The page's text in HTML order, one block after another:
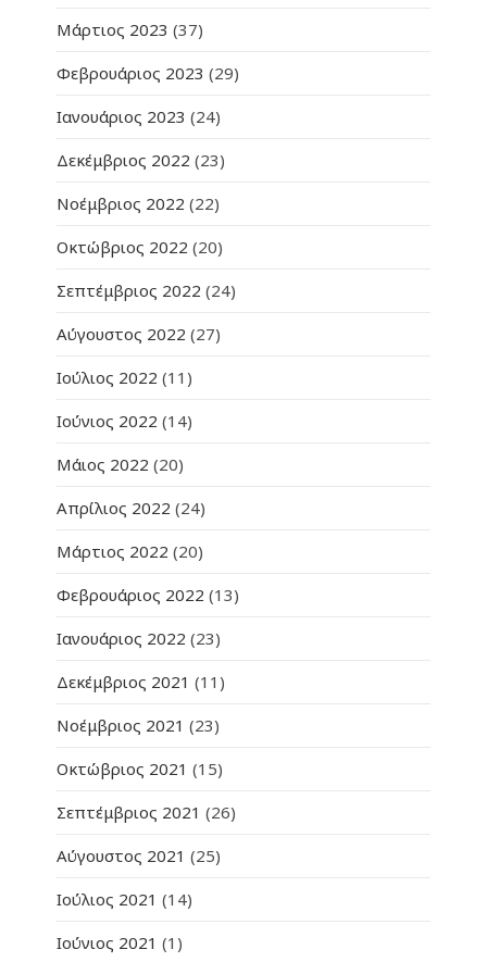
Μάρτιος 2023 (37)
Φεβρουάριος 2023 (29)
Ιανουάριος 2023 (24)
Δεκέμβριος 2022 (23)
Νοέμβριος 2022 (22)
Οκτώβριος 2022 (20)
Σεπτέμβριος 2022 (24)
Αύγουστος 2022 (27)
Ιούλιος 2022 (11)
Ιούνιος 2022 (14)
Μάιος 2022 (20)
Απρίλιος 2022 (24)
Μάρτιος 2022 (20)
Φεβρουάριος 2022 (13)
Ιανουάριος 2022 (23)
Δεκέμβριος 2021 (11)
Νοέμβριος 2021 (23)
Οκτώβριος 2021 (15)
Σεπτέμβριος 2021 (26)
Αύγουστος 2021 (25)
Ιούλιος 2021 (14)
Ιούνιος 2021 (1)